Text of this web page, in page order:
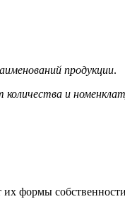
продукции.
количества и
формы